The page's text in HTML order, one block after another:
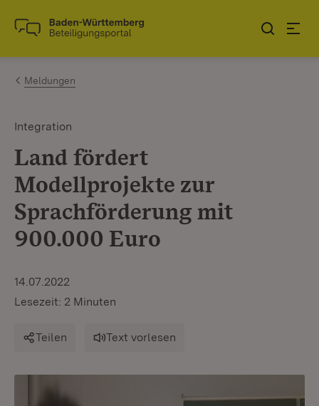
Zum Inhalt springen
Link zur Startseite
Meldungen
Integration
Land fördert
Modellprojekte zur
Sprachförderung mit
900.000 Euro
14.07.2022
Lesezeit: 2 Minuten
Teilen Text vorlesen